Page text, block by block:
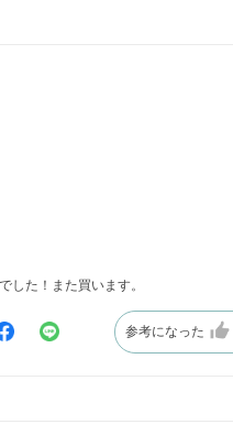
した！また買います。
参考になった